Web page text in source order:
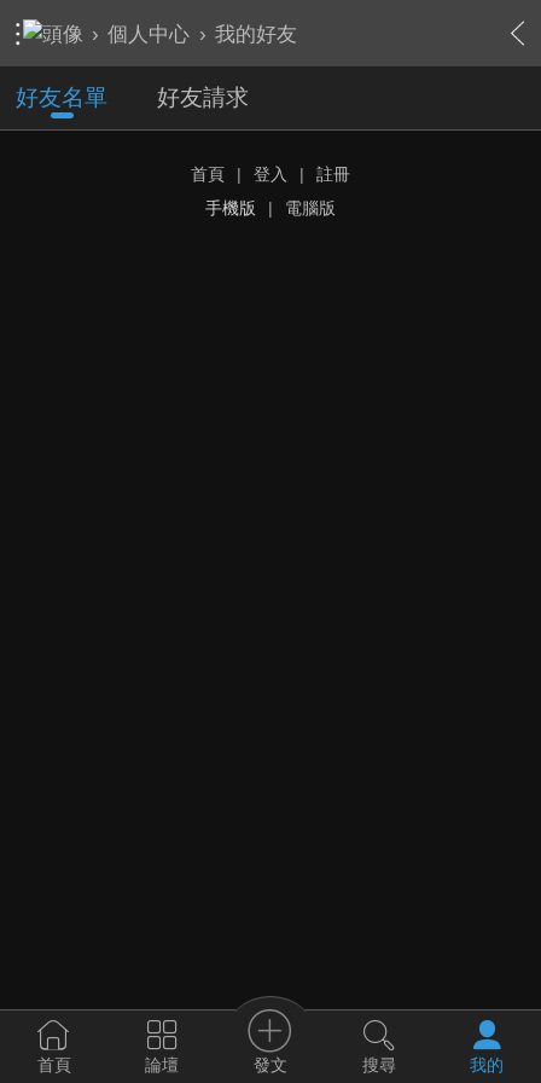
› 個人中心 › 我的好友
好友名單 好友請求
首頁 | 登入 |
註冊
手機版
| 電腦版
首頁 論壇 發文 搜尋 我的